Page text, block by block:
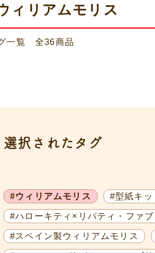
ィリアムモリス
一覧 全36商品
選択されたタグ
#ウィリアムモリス #型紙キッ
#ハローキティ×リバティ・ファブ
#スペイン製ウィリアムモリス